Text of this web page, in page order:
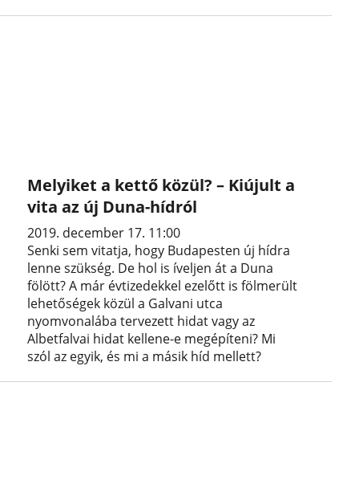
Melyiket a kettő közül? – Kiújult a
vita az új Duna-hídról
2019. december 17. 11:00
Senki sem vitatja, hogy Budapesten új hídra
lenne szükség. De hol is íveljen át a Duna
fölött? A már évtizedekkel ezelőtt is fölmerült
lehetőségek közül a Galvani utca
nyomvonalába tervezett hidat vagy az
Albetfalvai hidat kellene-e megépíteni? Mi
szól az egyik, és mi a másik híd mellett?